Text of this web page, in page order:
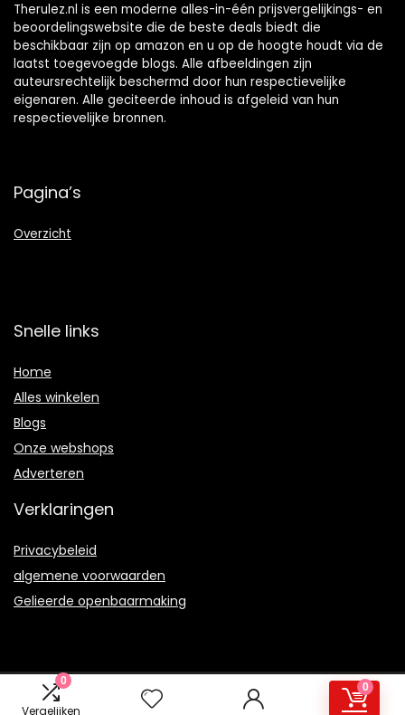
0
Vergelijken
0
Therulez.nl is een moderne alles-in-één prijsvergelijkings- en
beoordelingswebsite die de beste deals biedt die
beschikbaar zijn op amazon en u op de hoogte houdt via de
laatst toegevoegde blogs. Alle afbeeldingen zijn
auteursrechtelijk beschermd door hun respectievelijke
eigenaren. Alle geciteerde inhoud is afgeleid van hun
respectievelijke bronnen.
Pagina’s
Overzicht
Snelle links
Home
Alles winkelen
Blogs
Onze webshops
Adverteren
Verklaringen
Privacybeleid
algemene voorwaarden
Gelieerde openbaarmaking
2021 © Therulez.nl Alle rechten voorbehouden